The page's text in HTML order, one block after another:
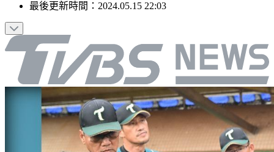
最後更新時間： 2024.05.15 22:03